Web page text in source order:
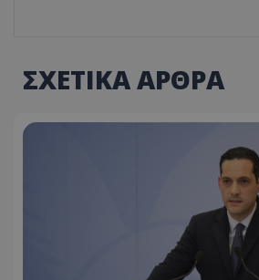
ΣΧΕΤΙΚΑ ΑΡΘΡΑ